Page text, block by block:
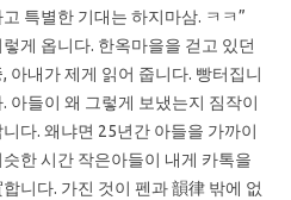
고 특별한 기대는 하지마삼. ㅋㅋ”
렇게 옵니다. 한옥마을을 걷고 있던
, 아내가 제게 읽어 줍니다. 빵터집니
. 아들이 왜 그렇게 보냈는지 짐작이
니다. 왜냐면 25년간 아들을 가까이
한 시간 작은아들이 내게 카톡을
니다. 가진 것이 펜과 韻律 밖에 없